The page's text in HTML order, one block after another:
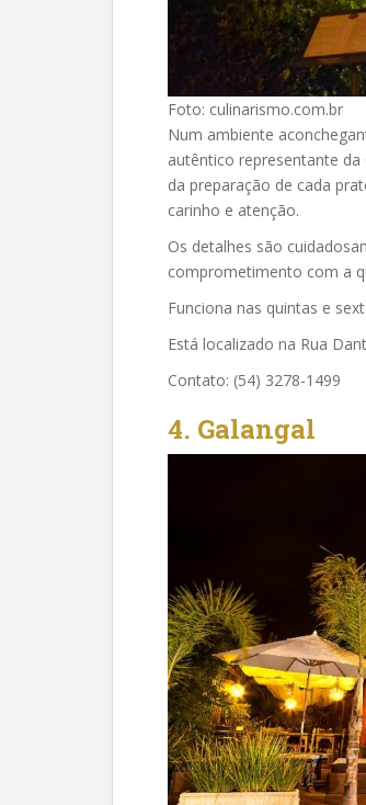
Foto: culinarismo.com.br
Num ambiente
autêntico representante
da preparação de cada
carinho e atenção.
Os detalhes são
comprometimento com a
Funciona nas quintas e
Está localizado na Rua
Contato: (54) 3278-1499
4. Galangal